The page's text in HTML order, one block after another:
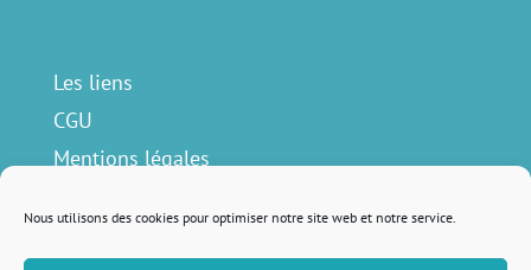
Nous utilisons des cookies pour optimiser notre site web et notre service.
Les liens
CGU
Mentions légales